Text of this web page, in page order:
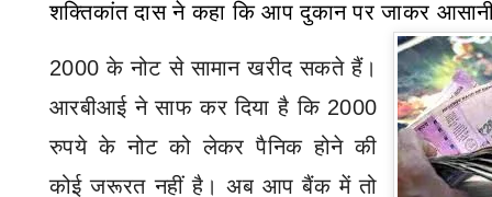
शक्तिकांत दास ने कहा कि आप दुकान पर जाकर
2000के नोट से सामान खरीद सकते हैं।
आरबीआई ने साफ कर दिया है कि 2000
रुपये के नोट को लेकर पैनिक होने की
कोई जरूरत नहीं है। अब आप बैंक में तो